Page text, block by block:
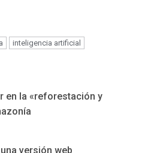
inteligencia artificial
en la «reforestación y
versión web